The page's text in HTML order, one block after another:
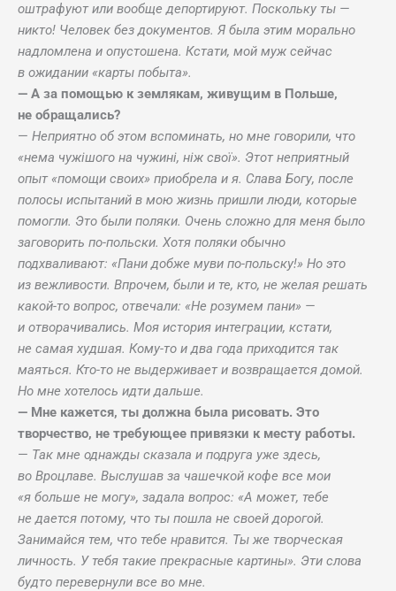
оштрафуют или вообще депортируют. Поскольку ты —
никто! Человек без документов. Я была этим морально
надломлена и опустошена. Кстати, мой муж сейчас
в ожидании «карты побыта».
— А за помощью к землякам, живущим в Польше,
не обращались?
— Неприятно об этом вспоминать, но мне говорили, что
«нема чужішого на чужині, ніж свої». Этот неприятный
опыт «помощи своих» приобрела и я. Слава Богу, после
полосы испытаний в мою жизнь пришли люди, которые
помогли. Это были поляки. Очень сложно для меня было
заговорить по-польски. Хотя поляки обычно
подхваливают: «Пани добже муви по-польску!» Но это
из вежливости. Впрочем, были и те, кто, не желая решать
какой-то вопрос, отвечали: «Не розумем пани» —
и отворачивались. Моя история интеграции, кстати,
не самая худшая. Кому-то и два года приходится так
маяться. Кто-то не выдерживает и возвращается домой.
Но мне хотелось идти дальше.
— Мне кажется, ты должна была рисовать. Это
творчество, не требующее привязки к месту работы.
— Так мне однажды сказала и подруга уже здесь,
во Вроцлаве. Выслушав за чашечкой кофе все мои
«я больше не могу», задала вопрос: «А может, тебе
не дается потому, что ты пошла не своей дорогой.
Занимайся тем, что тебе нравится. Ты же творческая
личность. У тебя такие прекрасные картины». Эти слова
будто перевернули все во мне.